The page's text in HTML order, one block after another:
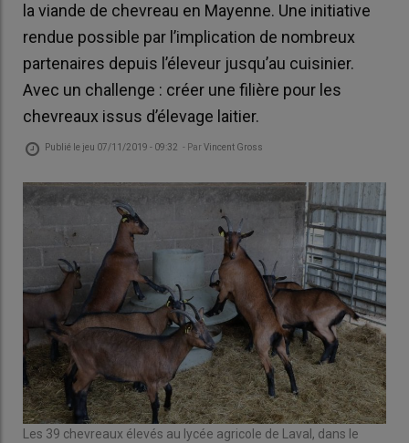
la viande de chevreau en Mayenne. Une initiative
rendue possible par l’implication de nombreux
partenaires depuis l’éleveur jusqu’au cuisinier.
Avec un challenge : créer une filière pour les
chevreaux issus d’élevage laitier.
Publié le jeu 07/11/2019 - 09:32 - ParVincent Gross
Les 39 chevreaux élevés au lycée agricole de Laval, dans le